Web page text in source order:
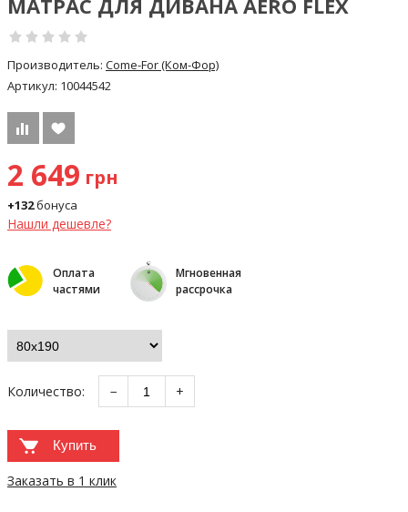
Производитель: Come-For (Ком-Фор)
Артикул: 10044542
2 649 грн
+132бонуса
Нашли дешевле?
Оплата
частями
Мгновенная
рассрочка
Количество: − +
Купить
Заказать в 1 клик